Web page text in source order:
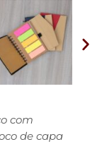
com
de capa